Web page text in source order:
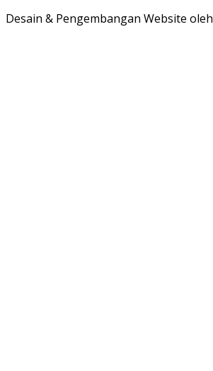
Desain & Pengembangan Website oleh